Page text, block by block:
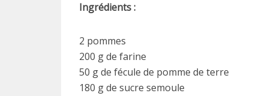
Ingrédients :
2 pommes
200 g de farine
50 g de fécule de pomme de terre
180 g de sucre semoule